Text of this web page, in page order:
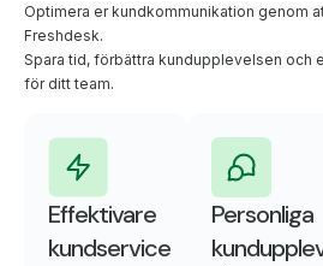
Optimera er kundkommunikation genom
Freshdesk.
Spara tid, förbättra kundupplevelsen
för ditt team.
Effektivare
kundservice
Personliga